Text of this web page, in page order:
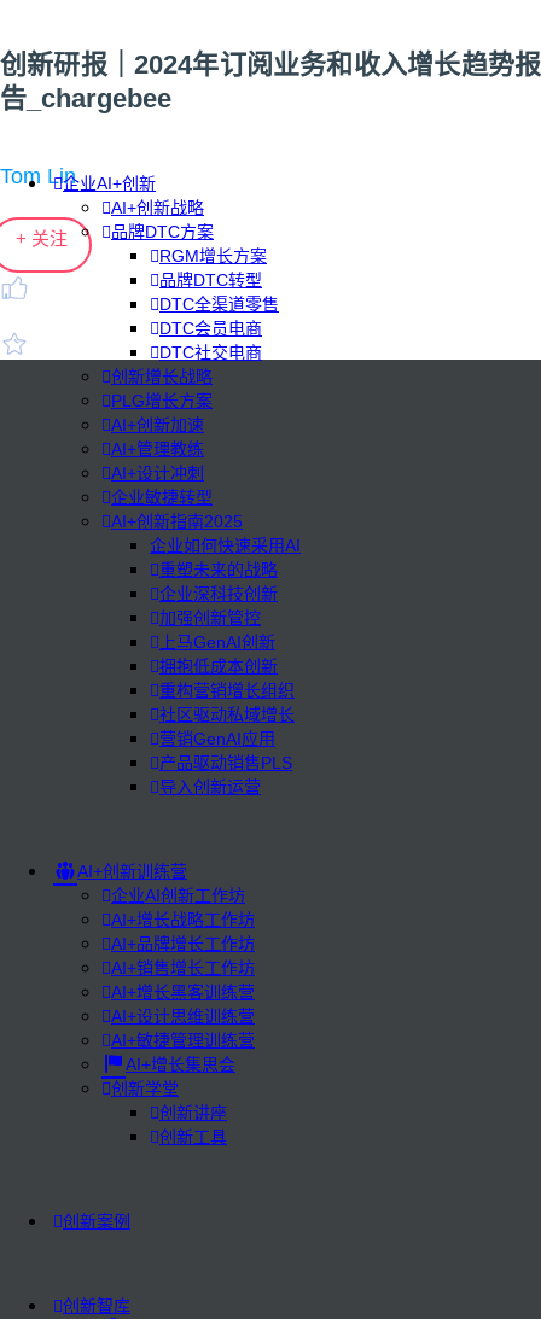
企业AI+创新
AI+创新战略
品牌DTC方案
RGM增长方案
品牌DTC转型
DTC全渠道零售
DTC会员电商
DTC社交电商
创新增长战略
PLG增长方案
AI+创新加速
AI+管理教练
AI+设计冲刺
企业敏捷转型
AI+创新指南2025
企业如何快速采用AI
重塑未来的战略
企业深科技创新
加强创新管控
上马GenAI创新
拥抱低成本创新
重构营销增长组织
社区驱动私域增长
营销GenAI应用
产品驱动销售PLS
导入创新运营
AI+创新训练营
企业AI创新工作坊
AI+增长战略工作坊
AI+品牌增长工作坊
AI+销售增长工作坊
AI+增长黑客训练营
AI+设计思维训练营
AI+敏捷管理训练营
AI+增长集思会
创新学堂
创新讲座
创新工具
创新案例
创新智库
创新研报｜2024年订阅业务和收入增长趋势报
告_chargebee
Tom Lin
+ 关注